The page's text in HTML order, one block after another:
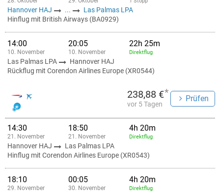
Hannover HAJ ...
Las Palmas LPA
Hinflug mit British Airways (BA0929)
14:00
10. November
20:05
10. November
22h 25m
Direktflug
Las Palmas LPA
Hannover HAJ
Rückflug mit Corendon Airlines Europe (XR0544)
238,88 €*
vor 5 Tagen
Prüfen
14:30
21. November
18:50
21. November
4h 20m
Direktflug
Hannover HAJ
Las Palmas LPA
Hinflug mit Corendon Airlines Europe (XR0543)
18:10
29. November
00:05
30. November
4h 20m
Direktflug